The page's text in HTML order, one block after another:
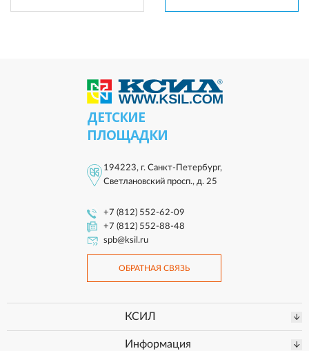
ДЕТСКИЕ
ПЛОЩАДКИ
194223, г. Санкт-Петербург,
Светлановский просп., д. 25
+7 (812) 552-62-09
+7 (812) 552-88-48
spb@ksil.ru
ОБРАТНАЯ СВЯЗЬ
КСИЛ
Информация